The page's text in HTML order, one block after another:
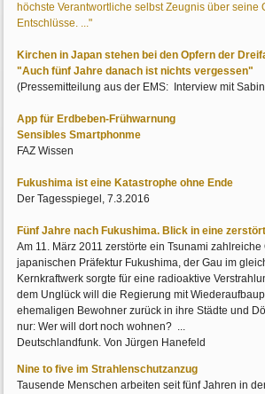
höchste Verantwortliche selbst Zeugnis über seine
Entschlüsse. ..."
Kirchen in Japan stehen bei den Opfern der
"Auch fünf Jahre danach ist nichts vergessen"
(Pressemitteilung aus der EMS: Interview mit
App für Erdbeben-Frühwarnung
Sensibles Smartphonme
FAZ Wissen
Fukushima ist eine Katastrophe ohne Ende
Der Tagesspiegel, 7.3.2016
Fünf Jahre nach Fukushima. Blick in eine
Am 11. März 2011 zerstörte ein Tsunami
japanischen Präfektur Fukushima, der Gau im
Kernkraftwerk sorgte für eine radioaktive
dem Unglück will die Regierung mit
ehemaligen Bewohner zurück in ihre Städte und
nur: Wer will dort noch wohnen? ...
Deutschlandfunk. Von Jürgen Hanefeld
Nine to five im Strahlenschutzanzug
Tausende Menschen arbeiten seit fünf Jahren in